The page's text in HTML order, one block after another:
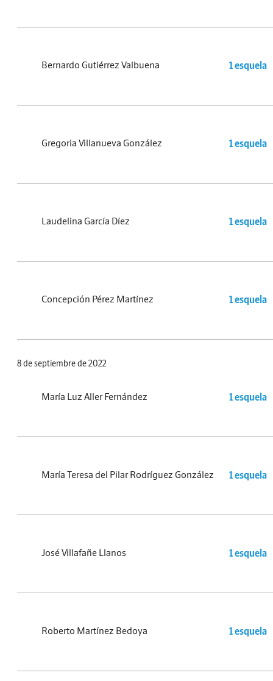
Bernardo Gutiérrez Valbuena 1 esquela
Gregoria Villanueva González 1 esquela
Laudelina García Díez 1 esquela
Concepción Pérez Martínez 1 esquela
8 de septiembre de 2022
María Luz Aller Fernández 1 esquela
María Teresa del Pilar Rodríguez González 1 esquela
José Villafañe Llanos 1 esquela
Roberto Martínez Bedoya 1 esquela